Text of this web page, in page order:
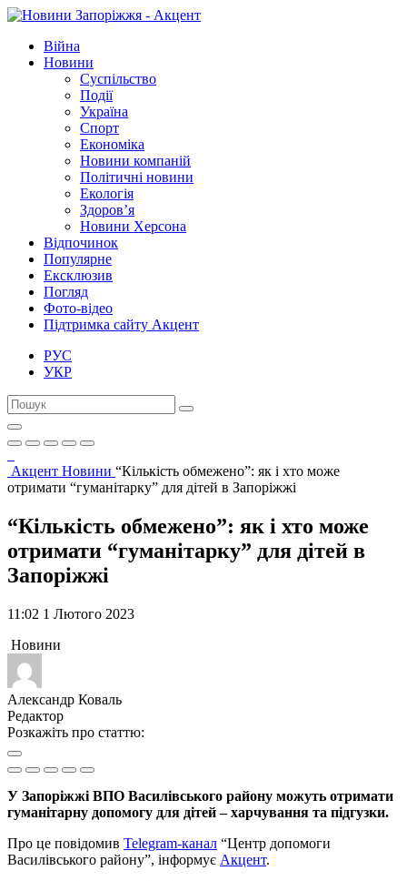
Війна
Новини
Суспільство
Події
Україна
Спорт
Економіка
Новини компаній
Політичні новини
Екологія
Здоров’я
Новини Херсона
Відпочинок
Популярне
Ексклюзив
Погляд
Фото-відео
Підтримка сайту Акцент
РУС
УКР
Акцент Новини “Кількість обмежено”: як і хто може
отримати “гуманітарку” для дітей в Запоріжжі
“Кількість обмежено”: як і хто може
отримати “гуманітарку” для дітей в
Запоріжжі
11:02 1 Лютого 2023
Новини
Александр Коваль
Редактор
Розкажіть про статтю:
У Запоріжжі ВПО Василівського району можуть отримати
гуманітарну допомогу для дітей – харчування та підгузки.
Про це повідомив Telegram-канал “Центр допомоги
Василівського району”, інформує Акцент.